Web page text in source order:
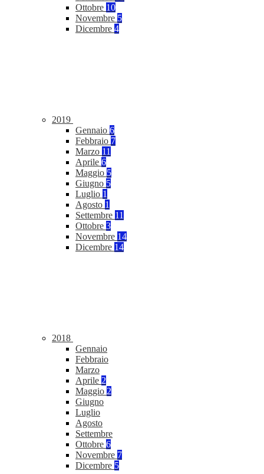
Ottobre 10
Novembre 5
Dicembre 4
2019
Gennaio 6
Febbraio 7
Marzo 11
Aprile 6
Maggio 5
Giugno 5
Luglio 1
Agosto 1
Settembre 11
Ottobre 3
Novembre 14
Dicembre 14
2018
Gennaio
Febbraio
Marzo
Aprile 2
Maggio 2
Giugno
Luglio
Agosto
Settembre
Ottobre 6
Novembre 7
Dicembre 5